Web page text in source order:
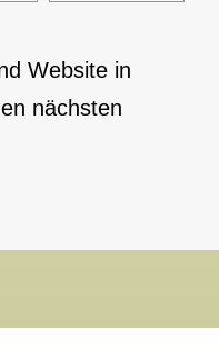
Website in
nächsten